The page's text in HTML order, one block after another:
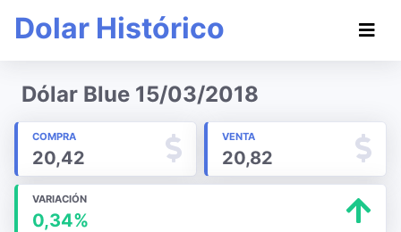
Dolar Histórico
Dólar Blue 15/03/2018
COMPRA
20,42
VENTA
20,82
VARIACIÓN
0,34%